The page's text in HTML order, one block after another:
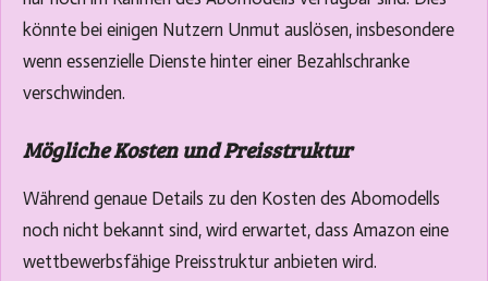
könnte bei einigen Nutzern Unmut auslösen, insbesondere
wenn essenzielle Dienste hinter einer Bezahlschranke
verschwinden.
Mögliche Kosten und Preisstruktur
Während genaue Details zu den Kosten des Abomodells
noch nicht bekannt sind, wird erwartet, dass Amazon eine
wettbewerbsfähige Preisstruktur anbieten wird.